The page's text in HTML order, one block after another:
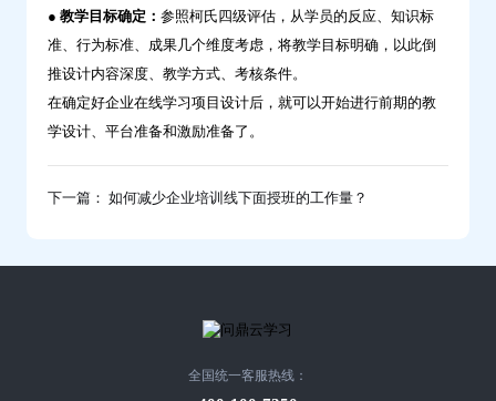
● 教学目标确定： 参照柯氏四级评估，从学员的反应、知识标
准、行为标准、成果几个维度考虑，将教学目标明确，以此倒
推设计内容深度、教学方式、考核条件。
在确定好企业在线学习项目设计后，就可以开始进行前期的教
学设计、平台准备和激励准备了。
下一篇： 如何减少企业培训线下面授班的工作量？
全国统一客服热线：